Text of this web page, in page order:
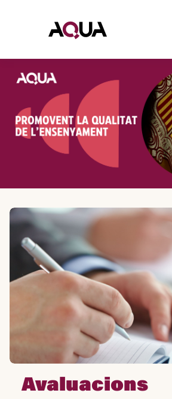
Avaluacions